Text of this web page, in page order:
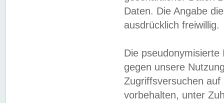
Daten. Die Angabe
ausdrücklich freiwillig.
Die
gegen unsere
Zugriffsversuchen
vorbehalten, unter